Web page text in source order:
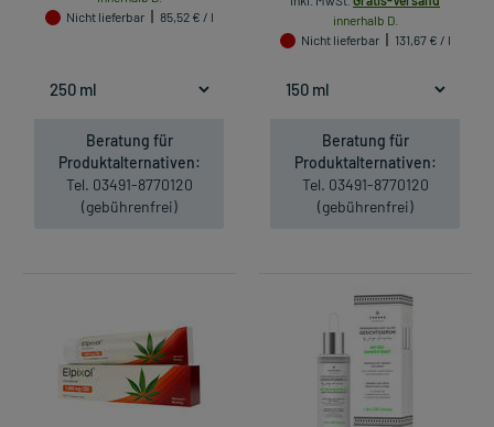
Nicht lieferbar
85,52 € / l
Beratung für
Produktalternativen:
Tel. 03491-8770120
(gebührenfrei)
innerhalb D.
Nicht lieferbar
131,67 € / l
Beratung für
Produktalternativen:
Tel. 03491-8770120
(gebührenfrei)